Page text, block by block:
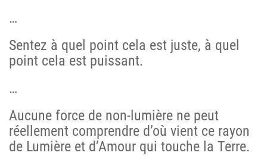
…
Sentez à quel point cela est juste, à quel
point cela est puissant.
…
Aucune force de non-lumière ne peut
réellement comprendre d’où vient ce rayon
de Lumière et d’Amour qui touche la Terre.